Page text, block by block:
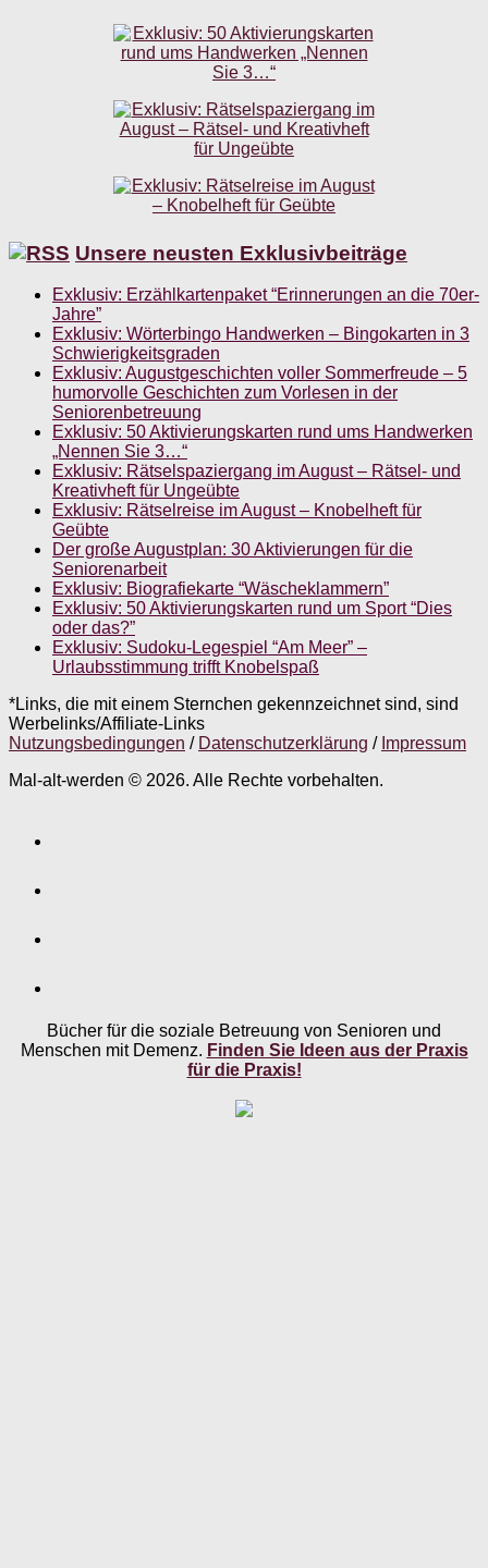
Unsere neusten Exklusivbeiträge
Exklusiv: Erzählkartenpaket “Erinnerungen an die 70er-
Jahre”
Exklusiv: Wörterbingo Handwerken – Bingokarten in 3
Schwierigkeitsgraden
Exklusiv: Augustgeschichten voller Sommerfreude – 5
humorvolle Geschichten zum Vorlesen in der
Seniorenbetreuung
Exklusiv: 50 Aktivierungskarten rund ums Handwerken
„Nennen Sie 3…“
Exklusiv: Rätselspaziergang im August – Rätsel- und
Kreativheft für Ungeübte
Exklusiv: Rätselreise im August – Knobelheft für
Geübte
Der große Augustplan: 30 Aktivierungen für die
Seniorenarbeit
Exklusiv: Biografiekarte “Wäscheklammern”
Exklusiv: 50 Aktivierungskarten rund um Sport “Dies
oder das?”
Exklusiv: Sudoku-Legespiel “Am Meer” –
Urlaubsstimmung trifft Knobelspaß
*Links, die mit einem Sternchen gekennzeichnet sind, sind
Werbelinks/Affiliate-Links
Nutzungsbedingungen / Datenschutzerklärung / Impressum
Mal-alt-werden © 2026. Alle Rechte vorbehalten.
Bücher für die soziale Betreuung von Senioren und
Menschen mit Demenz. Finden Sie Ideen aus der Praxis
für die Praxis!